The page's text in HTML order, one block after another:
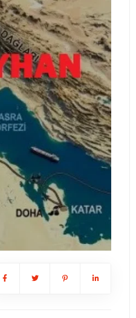
08-06 11:15:25